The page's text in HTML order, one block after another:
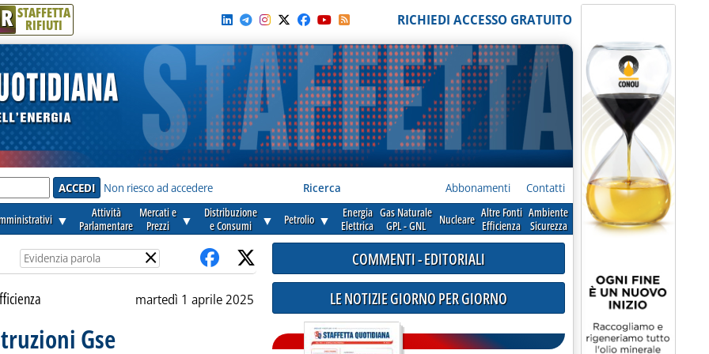
R STAFFETTA
RIFIUTI RICHIEDI ACCESSO GRATUITO
Non riesco ad accedere Ricerca Abbonamenti Contatti
▼
Attività
Parlamentare
Mercati e
Prezzi
▼
Distribuzione
e Consumi
▼ Petrolio ▼
Energia
Elettrica
Gas Naturale
GPL - GNL
Nucleare Altre Fonti
Efficienza
Ambiente
Sicurezza
×
martedì 1 aprile 2025
Gse
COMMENTI - EDITORIALI
LE NOTIZIE GIORNO PER GIORNO